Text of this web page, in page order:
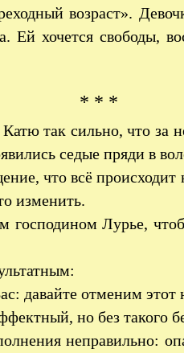
возраст».
Ей хочется свободы,
* * *
так сильно, что за
седые пряди в
что всё
изменить.
господином Лурье,
давайте отменим
но без такого
неправильно: